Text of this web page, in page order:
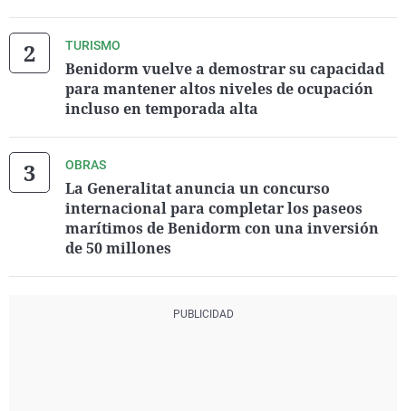
TURISMO
Benidorm vuelve a demostrar su capacidad
para mantener altos niveles de ocupación
incluso en temporada alta
OBRAS
La Generalitat anuncia un concurso
internacional para completar los paseos
marítimos de Benidorm con una inversión
de 50 millones